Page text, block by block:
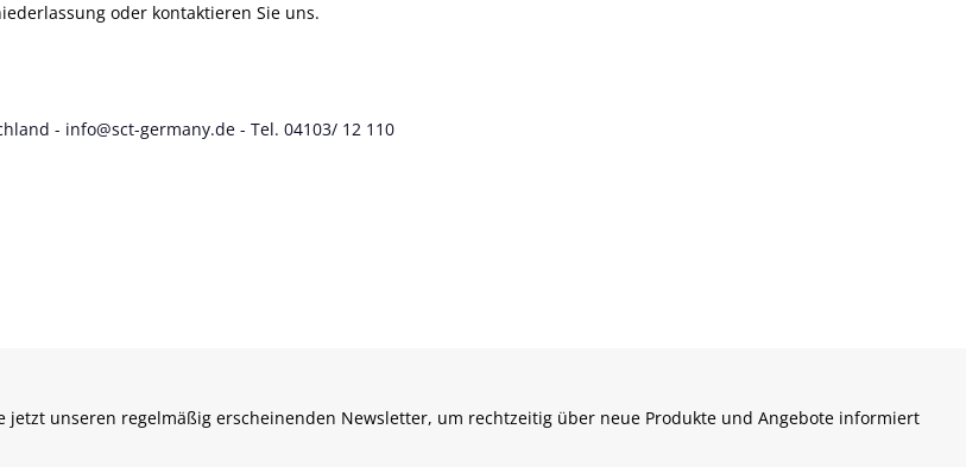
oder kontaktieren Sie uns.
- info@sct-germany.de - Tel. 04103/ 12 110
jetzt unseren regelmäßig erscheinenden Newsletter, um rechtzeitig über neue Produkte und Angebote informiert